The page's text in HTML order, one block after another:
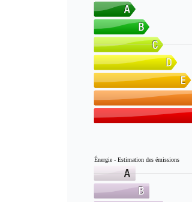
Énergie - Estimation des émissions